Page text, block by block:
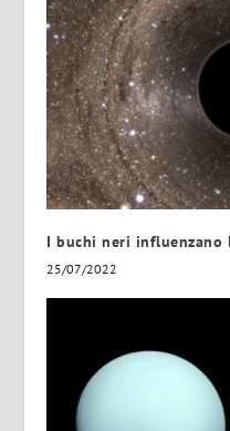
I buchi neri influenzano
25/07/2022